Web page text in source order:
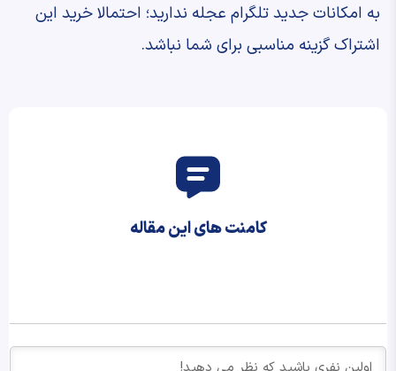
به امکانات جدید تلگرام عجله ندارید؛ احتمالا خرید این
اشتراک گزینه مناسبی برای شما نباشد.
کامنت های این مقاله